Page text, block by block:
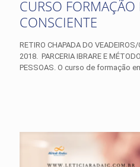
CURSO FORMAÇÃO
CONSCIENTE
RETIRO CHAPADA DO
2018. PARCERIA IBRARE E
PESSOAS. O curso de formação